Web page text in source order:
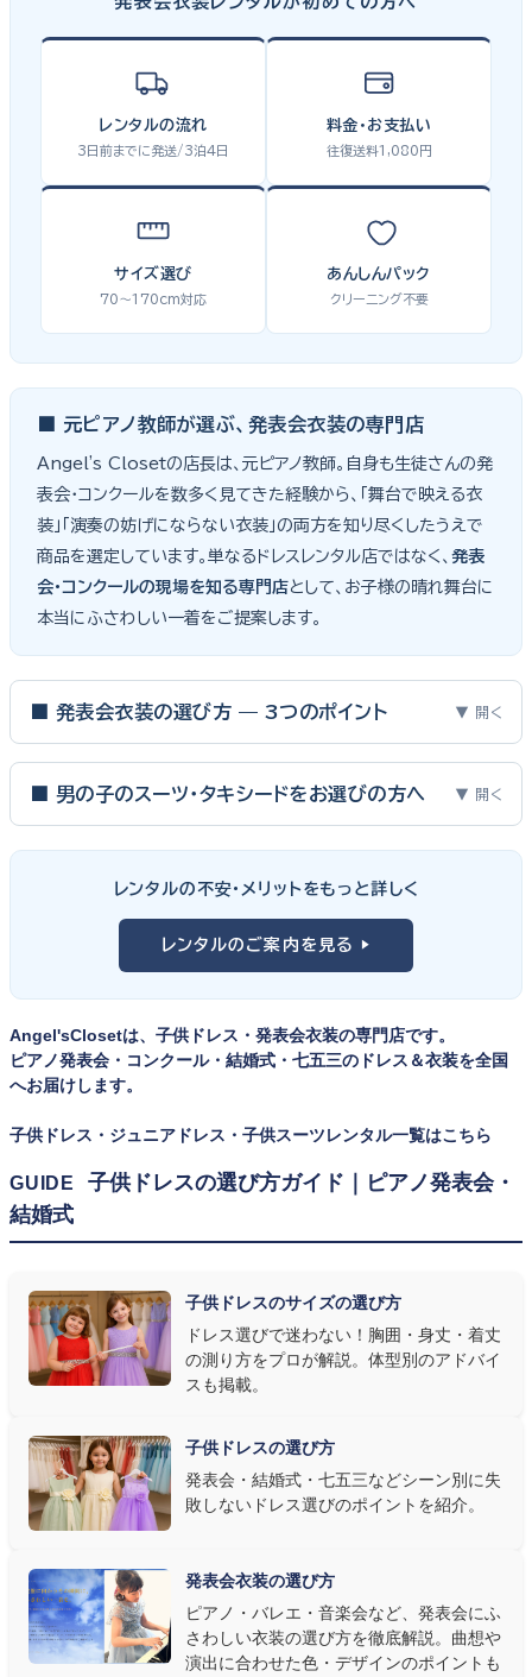
レンタルの流れ
3日前までに発送/3泊4日
料金・お支払い
往復送料1,080円
サイズ選び
70〜170cm対応
あんしんパック
クリーニング不要
■ 元ピアノ教師が選ぶ、発表会衣装の専門店
Angel's Closetの店長は、元ピアノ教師。自身も生徒さんの発
表会・コンクールを数多く見てきた経験から、「舞台で映える衣
装」「演奏の妨げにならない衣装」の両方を知り尽くしたうえで
商品を選定しています。単なるドレスレンタル店ではなく、 発表
会・コンクールの現場を知る専門店として、お子様の晴れ舞台に
本当にふさわしい一着をご提案します。
■ 発表会衣装の選び方 — 3つのポイント ▼ 開く
ピアノ発表会・バイオリン発表会・コンクールの舞台は、お子様にと
って特別な一日。元ピアノ教師としての経験から、衣装選びで大切
① サイズは"ジャストフィット"を選ぶ
舞台上で最も美しく見えるのは、お子様の体にきちんと合ったサ
イズのドレス・スーツです。「大きめを買って長く着せたい」という
何よりお子様を輝かせます。レンタルなら、その時のジャストサイ
ズを遠慮なく選べるのが最大のメリット。胸囲・身丈の正しい測り
② 舞台で映える色・楽器に合うデザインを選ぶ
発表会の舞台は照明が強く、客席からは意外と色味が飛んで見え
ます。ネイビー・ブラック・深みのあるジュエルカラーはホールの照
す。またピアノ演奏なら落ち着いたシックなトーン、バイオリンやソ
ロ演奏なら華やかで視線を集めるデザイン、合唱やアンサンブル
なら衣装同士が調和するクラシカルな色合い、と演目に合わせた
③ 演奏の動きを妨げない設計か確認する
発表会ドレス選びで見落とされがちなのが"動きやすさ"です。ピ
アノならペダル操作を妨げない丈感、バイオリンなら弓を動かす
右腕のゆとり、管楽器なら胸元の締め付けがないこと——演奏の
質は衣装で変わります。Angel's Closetのレンタル衣装は、元ピ
アノ教師の店長が発表会・コンクールでのご使用を前提に厳選し
た商品
を多数ご用意しています。
■ 男の子のスーツ・タキシードをお選びの方へ ▼ 開く
向け、スリーピーススーツやベストスタイルは合唱・アンサンブル向
けと、シーンで使い分けるのがおすすめです。詳しくは
ツ・タキシード一覧
レンタルの不安・メリットをもっと詳しく
レンタルのご案内を見る ▶
Angel'sClosetは、子供ドレス・発表会衣装の専門店です。
ピアノ発表会・コンクール・結婚式・七五三のドレス＆衣装を全国
へお届けします。
子供ドレス・ジュニアドレス・子供スーツレンタル一覧はこちら
GUIDE
子供ドレスの選び方ガイド｜ピアノ発表会・
結婚式
子供ドレスのサイズの選び方
ドレス選びで迷わない！胸囲・身丈・着丈
の測り方をプロが解説。体型別のアドバイ
スも掲載。
子供ドレスの選び方
発表会・結婚式・七五三などシーン別に失
敗しないドレス選びのポイントを紹介。
発表会衣装の選び方
ピアノ・バレエ・音楽会など、発表会にふ
さわしい衣装の選び方を徹底解説。曲想や
演出に合わせた色・デザインのポイントも